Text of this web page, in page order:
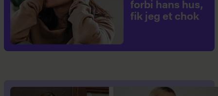
forbi hans hus,
fik jeg et chok